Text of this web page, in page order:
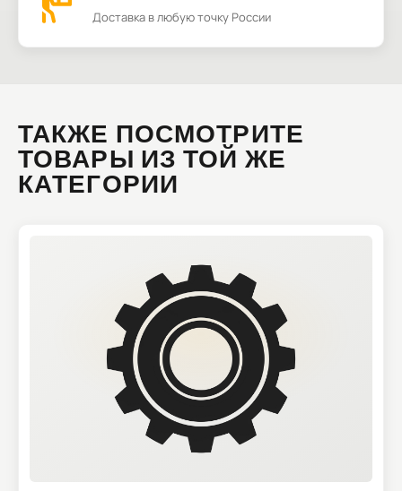
Доставка в любую точку России
ТАКЖЕ ПОСМОТРИТЕ
ТОВАРЫ ИЗ ТОЙ ЖЕ
КАТЕГОРИИ